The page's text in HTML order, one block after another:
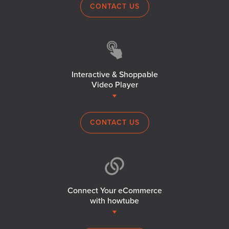
CONTACT US
Interactive & Shoppable
Video Player
CONTACT US
Connect Your eCommerce
with howtube